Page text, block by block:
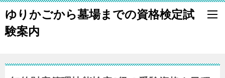
ゆりかごから墓場までの資格検定試
験案内